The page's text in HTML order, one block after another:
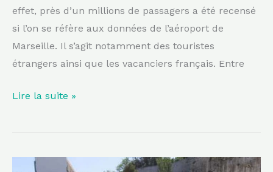
effet, près d’un millions de passagers a été recensé
si l’on se réfère aux données de l’aéroport de
Marseille. Il s’agit notamment des touristes
étrangers ainsi que les vacanciers français. Entre
Lire la suite »
Marseille